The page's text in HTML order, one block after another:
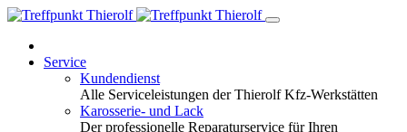
Service
Kundendienst
Alle Serviceleistungen der Thierolf Kfz-Werkstätten
Karosserie- und Lack
Der professionelle Reparaturservice für Ihren